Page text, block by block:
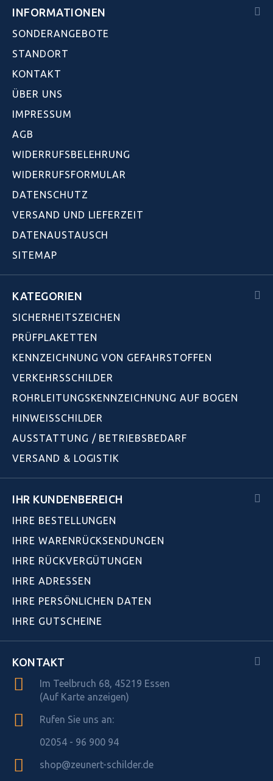
INFORMATIONEN
SONDERANGEBOTE
STANDORT
KONTAKT
ÜBER UNS
IMPRESSUM
AGB
WIDERRUFSBELEHRUNG
WIDERRUFSFORMULAR
DATENSCHUTZ
VERSAND UND LIEFERZEIT
DATENAUSTAUSCH
SITEMAP
KATEGORIEN
SICHERHEITSZEICHEN
PRÜFPLAKETTEN
KENNZEICHNUNG VON GEFAHRSTOFFEN
VERKEHRSSCHILDER
ROHRLEITUNGSKENNZEICHNUNG AUF BOGEN
HINWEISSCHILDER
AUSSTATTUNG / BETRIEBSBEDARF
VERSAND & LOGISTIK
IHR KUNDENBEREICH
IHRE BESTELLUNGEN
IHRE WARENRÜCKSENDUNGEN
IHRE RÜCKVERGÜTUNGEN
IHRE ADRESSEN
IHRE PERSÖNLICHEN DATEN
IHRE GUTSCHEINE
KONTAKT
Im Teelbruch 68, 45219 Essen
(Auf Karte anzeigen)
Rufen Sie uns an:
02054 - 96 900 94
shop@zeunert-schilder.de